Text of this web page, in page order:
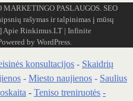
PASLAUGOS. SEO
rašymas ir talpinimas į mūsų
Apie Rinkimus.LT| Infinite
by WordPress.
konsultacijos - Skaidrių
- Miesto naujienos - Saulius
- Teniso treniruotės -